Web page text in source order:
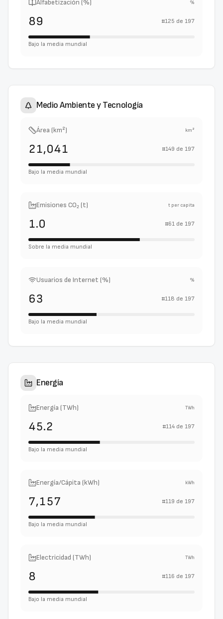
Alfabetización (%) %
89 #125 de 197
Bajo la media mundial
Medio Ambiente y Tecnología
Área (km²) km²
21,041 #149 de 197
Bajo la media mundial
Emisiones CO₂ (t) t per capita
1.0 #61 de 197
Sobre la media mundial
Usuarios de Internet (%) %
63 #118 de 197
Bajo la media mundial
Energía
Energía (TWh) TWh
45.2 #114 de 197
Bajo la media mundial
Energía/Cápita (kWh) kWh
7,157 #119 de 197
Bajo la media mundial
Electricidad (TWh) TWh
8 #116 de 197
Bajo la media mundial